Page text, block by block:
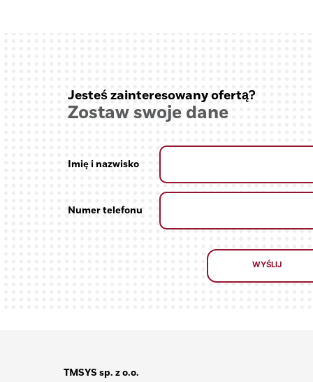
Jesteś zainteresowany ofertą?
Zostaw swoje dane
Imię i nazwisko
Numer telefonu
TMSYS sp. z o.o.